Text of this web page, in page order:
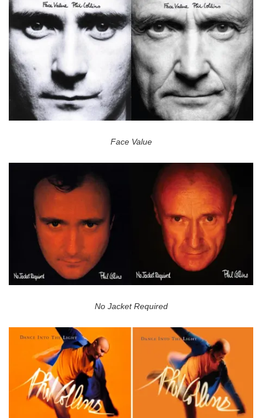
Face Value
No Jacket Required